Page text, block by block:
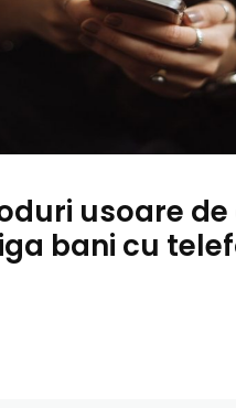
usoare de
bani cu